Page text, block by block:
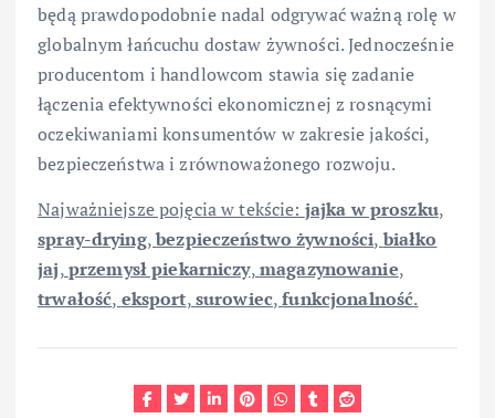
będą prawdopodobnie nadal odgrywać ważną rolę w
globalnym łańcuchu dostaw żywności. Jednocześnie
producentom i handlowcom stawia się zadanie
łączenia efektywności ekonomicznej z rosnącymi
oczekiwaniami konsumentów w zakresie jakości,
bezpieczeństwa i zrównoważonego rozwoju.
Najważniejsze pojęcia w tekście: jajka w proszku,
spray-drying,bezpieczeństwo żywności, białko
jaj,przemysł piekarniczy,magazynowanie,
trwałość, eksport,surowiec,funkcjonalność.